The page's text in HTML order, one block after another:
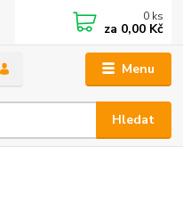
Menu
Hledat
0 ks
za 0,00 Kč